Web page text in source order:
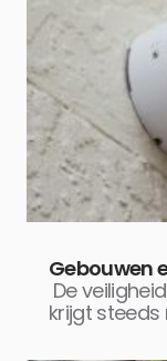
Gebouwen
De
krijgt